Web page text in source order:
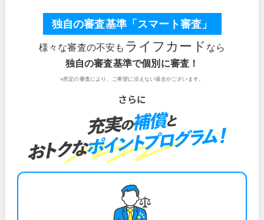
独自の審査基準「スマート審査」
様々な審査の不安も ライフカード なら
独自の審査基準で個別に審査！
※所定の審査により、ご希望に沿えない場合がございます。